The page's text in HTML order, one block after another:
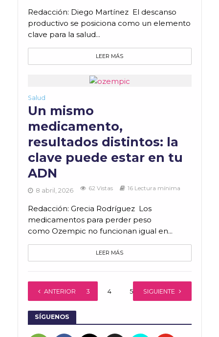
Redacción: Diego Martínez El descanso
productivo se posiciona como un elemento
clave para la salud...
LEER MÁS
Salud
Un mismo
medicamento,
resultados distintos: la
clave puede estar en tu
ADN
8 abril, 2026 62 Vistas 16 Lectura mínima
Redacción: Grecia Rodríguez Los
medicamentos para perder peso
como Ozempic no funcionan igual en...
LEER MÁS
ANTERIOR
1 2 3 4 5 … 90
SIGUIENTE
SÍGUENOS